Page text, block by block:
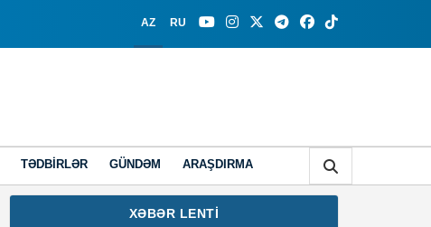
AZ RU
TƏDBIRLƏR GÜNDƏM ARAŞDIRMA
XƏBƏR LENTİ